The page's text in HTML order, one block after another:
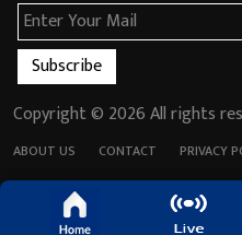
Subscribe
Copyright © 2026 All rights
ABOUT US CONTACT PRIVACY